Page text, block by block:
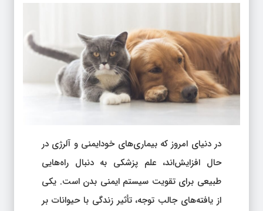
در دنیای امروز که بیماری‌های خودایمنی و آلرژی در
حال افزایش‌اند، علم پزشکی به دنبال راه‌هایی
طبیعی برای تقویت سیستم ایمنی بدن است. یکی
از یافته‌های جالب توجه، تأثیر زندگی با حیوانات بر